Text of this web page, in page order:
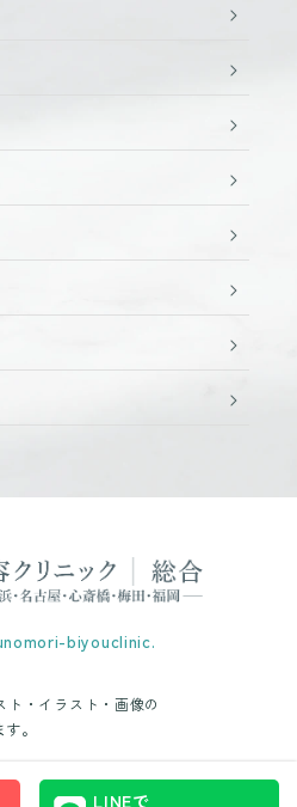
biyouclinic.
・イラスト・画像の
。
LINEで